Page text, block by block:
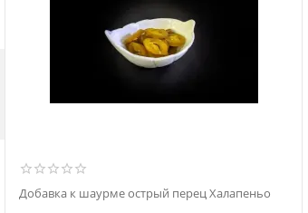
Добавка к шаурме острый перец Халапеньо